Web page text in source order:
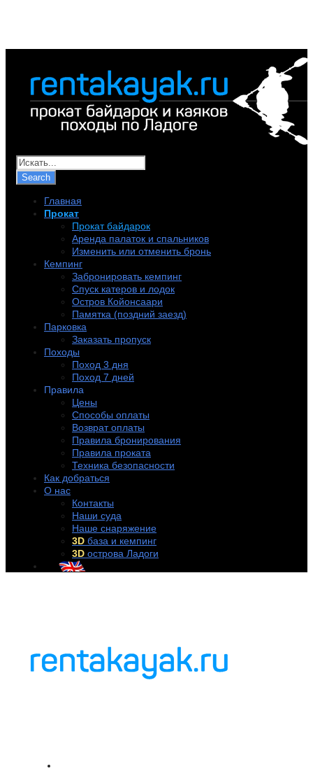
Главная
Прокат
Прокат байдарок
Аренда палаток и спальников
Изменить или отменить бронь
Кемпинг
Забронировать кемпинг
Спуск катеров и лодок
Остров Койонсаари
Памятка (поздний заезд)
Парковка
Заказать пропуск
Походы
Поход 3 дня
Поход 7 дней
Правила
Цены
Способы оплаты
Возврат оплаты
Правила бронирования
Правила проката
Техника безопасности
Как добраться
О нас
Контакты
Наши суда
Наше снаряжение
3D база и кемпинг
3D острова Ладоги